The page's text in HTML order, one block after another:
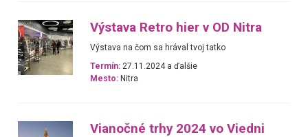
Výstava Retro hier v OD Nitra
Výstava na čom sa hrával tvoj tatko
Termín: 27.11.2024 a ďalšie
Mesto: Nitra
Vianočné trhy 2024 vo Viedni